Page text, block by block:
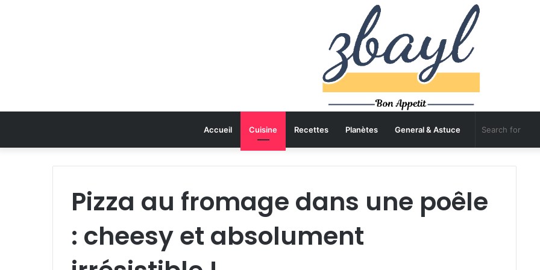
Accueil Cuisine Recettes Planètes General & Astuce
Pizza au fromage dans une poêle
: cheesy et absolument